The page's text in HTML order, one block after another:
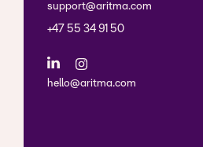
support@aritma.com
+47 55 34 91 50
hello@aritma.com